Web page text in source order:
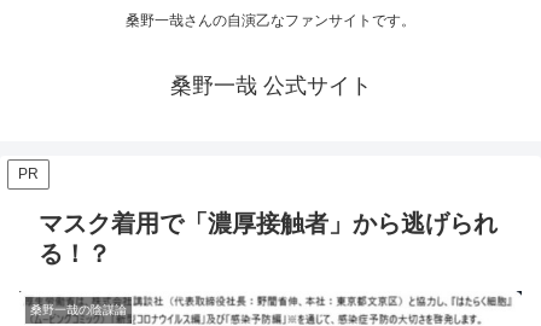
桑野一哉さんの自演乙なファンサイトです。
桑野一哉 公式サイト
PR
マスク着用で「濃厚接触者」から逃げられ
る！？
桑野一哉の陰謀論